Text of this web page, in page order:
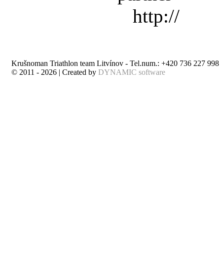
Krušnoman Triathlon team Litvínov - Tel.num.: +420 736 227
© 2011 - 2026 | Created by DYNAMIC software